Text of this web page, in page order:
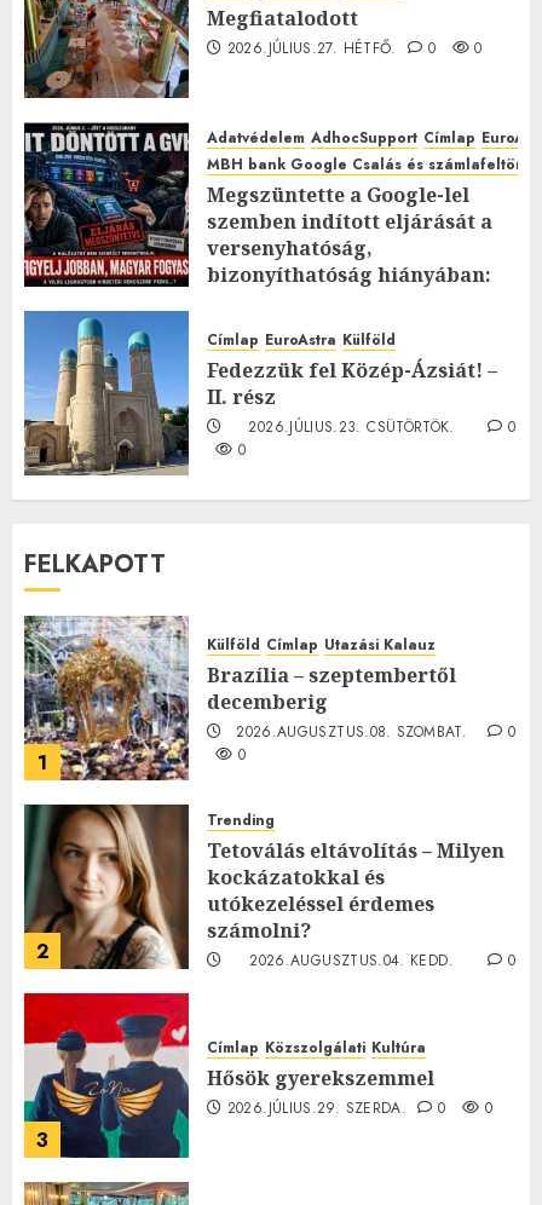
Megfiatalodott
2026.JÚLIUS.27. HÉTFŐ. 0 0
Adatvédelem AdhocSupport Címlap
MBH bank Google Csalás és
Megszüntette a Google-lel
szemben indított eljárását a
versenyhatóság,
bizonyíthatóság hiányában:
2026.JÚLIUS.23. CSÜTÖRTÖK.
0
Címlap EuroAstra Külföld
Fedezzük fel Közép-Ázsiát! –
II. rész
2026.JÚLIUS.23. CSÜTÖRTÖK.
0
0
FELKAPOTT
1
Külföld Címlap Utazási Kalauz
Brazília – szeptembertől
decemberig
2026.AUGUSZTUS.08. SZOMBAT.
0
0
2
Trending
Tetoválás eltávolítás – Milyen
kockázatokkal és
utókezeléssel érdemes
számolni?
2026.AUGUSZTUS.04. KEDD.
0
3
Címlap Közszolgálati Kultúra
Hősök gyerekszemmel
2026.JÚLIUS.29. SZERDA. 0 0